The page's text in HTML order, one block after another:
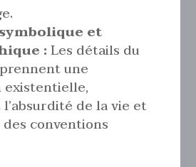
et
:Les détails du
une
existentielle,
de la vie et
conventions